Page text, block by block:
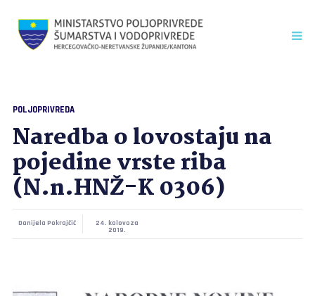
POLJOPRIVREDA
Naredba o lovostaju na
pojedine vrste riba
(N.n.HNŽ-K 0306)
Danijela Pokrajčić
24. kolovoza
2019.